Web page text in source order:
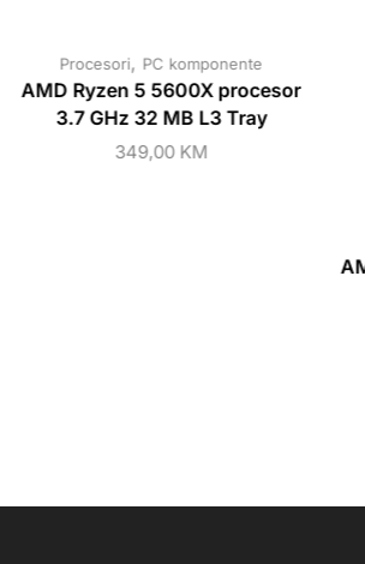
Procesori, PC komponente
AMD Ryzen 5 5600X procesor
3.7 GHz 32 MB L3 Tray
349,00 KM